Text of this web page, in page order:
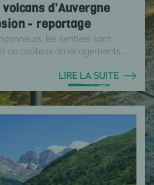
d’Auvergne
- reportage
les sentiers sont
de coûteux aménagements...
LIRE LA SUITE